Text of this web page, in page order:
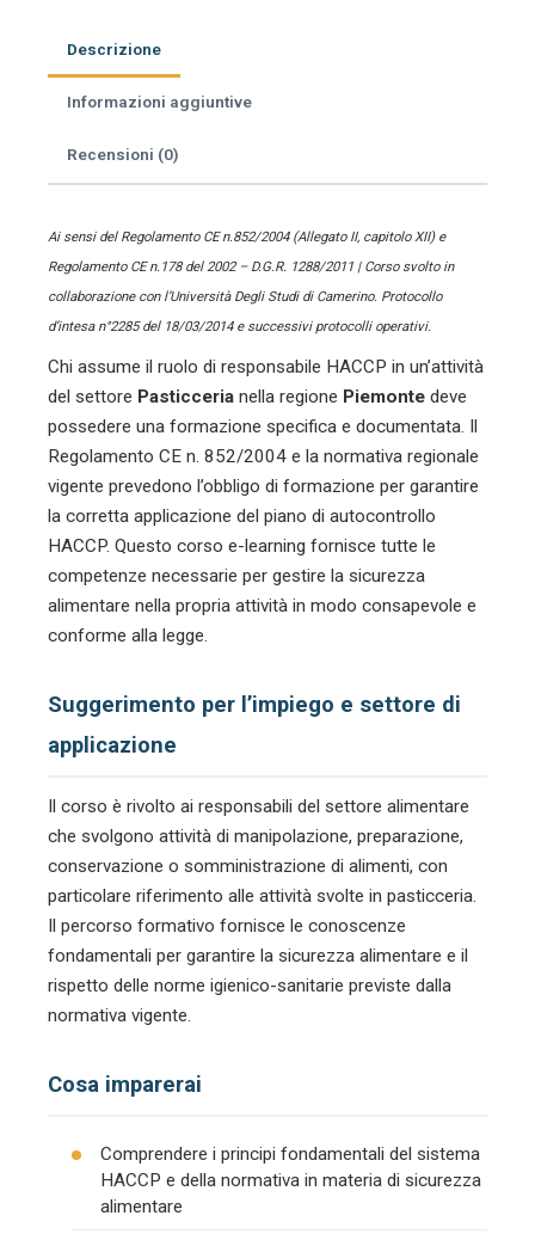
quantità
Descrizione
Informazioni aggiuntive
Recensioni (0)
Ai sensi del Regolamento CE n.852/2004 (Allegato II, capitolo XII) e
Regolamento CE n.178 del 2002 – D.G.R. 1288/2011 | Corso svolto in
collaborazione con l’Università Degli Studi di Camerino. Protocollo
d’intesa n°2285 del 18/03/2014 e successivi protocolli operativi.
Chi assume il ruolo di responsabile HACCP in un’attività
del settore Pasticceria nella regione Piemonte deve
possedere una formazione specifica e documentata. Il
Regolamento CE n. 852/2004 e la normativa regionale
vigente prevedono l’obbligo di formazione per garantire
la corretta applicazione del piano di autocontrollo
HACCP. Questo corso e-learning fornisce tutte le
competenze necessarie per gestire la sicurezza
alimentare nella propria attività in modo consapevole e
conforme alla legge.
Suggerimento per l’impiego e settore di
applicazione
Il corso è rivolto ai responsabili del settore alimentare
che svolgono attività di manipolazione, preparazione,
conservazione o somministrazione di alimenti, con
particolare riferimento alle attività svolte in pasticceria.
Il percorso formativo fornisce le conoscenze
fondamentali per garantire la sicurezza alimentare e il
rispetto delle norme igienico-sanitarie previste dalla
normativa vigente.
Cosa imparerai
Comprendere i principi fondamentali del sistema
HACCP e della normativa in materia di sicurezza
alimentare